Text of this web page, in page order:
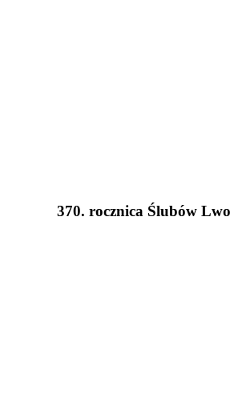
370. rocznica Ślubów